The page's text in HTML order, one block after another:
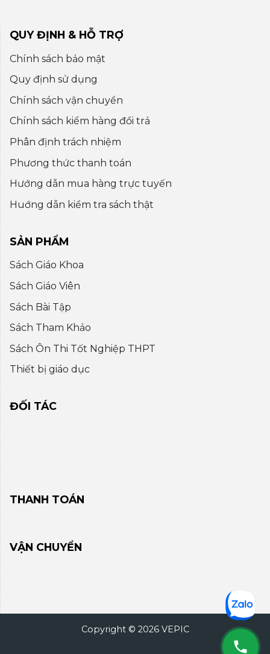
QUY ĐỊNH & HỖ TRỢ
Chính sách bảo mật
Quy định sử dụng
Chính sách vận chuyển
Chính sách kiểm hàng đổi trả
Phân định trách nhiệm
Phương thức thanh toán
Hướng dẫn mua hàng trực tuyến
Huớng dẫn kiểm tra sách thật
SẢN PHẨM
Sách Giáo Khoa
Sách Giáo Viên
Sách Bài Tập
Sách Tham Khảo
Sách Ôn Thi Tốt Nghiệp THPT
Thiết bị giáo dục
ĐỐI TÁC
THANH TOÁN
VẬN CHUYỂN
Copyright © 2026 VEPIC